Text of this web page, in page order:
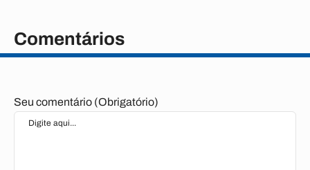
Comentários
Seu comentário (Obrigatório)